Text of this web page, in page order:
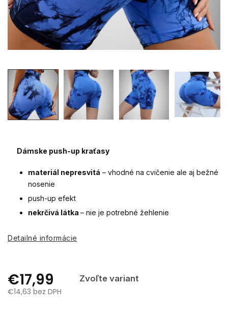
€17,99
Zvoľte variant
€14,63 bez DPH
Dámske push-up kraťasy
materiál nepresvitá – vhodné na cvičenie ale aj bežné
nosenie
push-up efekt
nekrčivá látka – nie je potrebné žehlenie
Detailné informácie